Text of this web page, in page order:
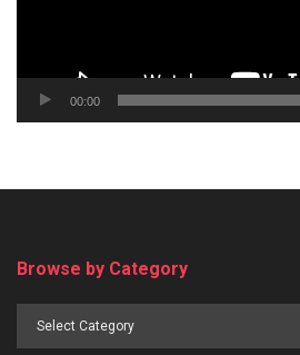
00:00
Browse by Category